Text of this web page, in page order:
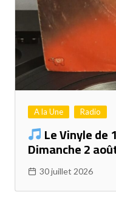
A la Une Radio
Le Vinyle de
Dimanche 2
30 juillet 2026